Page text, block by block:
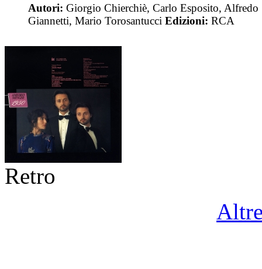
Autori: Giorgio Chierchiè, Carlo Esposito, Alfredo
Giannetti, Mario Torosantucci Edizioni: RCA
Retro